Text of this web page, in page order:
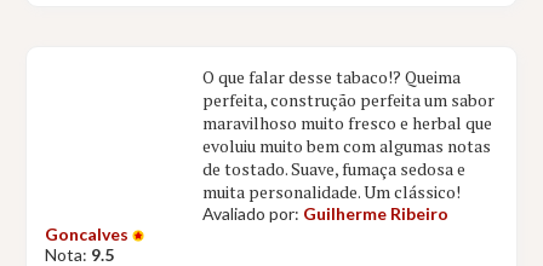
O que falar desse tabaco!? Queima
perfeita, construção perfeita um sabor
maravilhoso muito fresco e herbal que
evoluiu muito bem com algumas notas
de tostado. Suave, fumaça sedosa e
muita personalidade. Um clássico!
Avaliado por: Guilherme Ribeiro
Goncalves
Nota: 9.5